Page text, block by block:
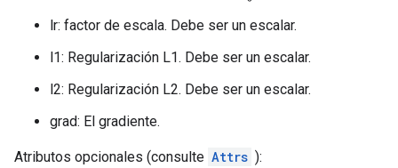
lr: factor de escala. Debe ser un escalar.
l1: Regularización L1. Debe ser un escalar.
l2: Regularización L2. Debe ser un escalar.
grad: El gradiente.
Atributos opcionales (consulte Attrs ):